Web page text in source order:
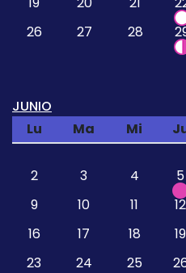
26
27 28
JUNIO
Lu
Ma Mi
2
3 4 5
9
10 11 12
16
17 18 19
23
24 25